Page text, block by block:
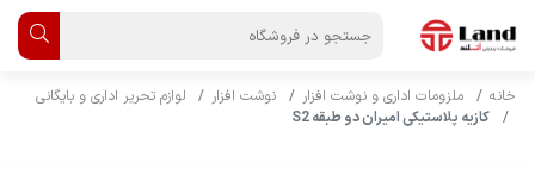
خانه ملزومات اداری و نوشت افزار نوشت افزار
لوازم تحریر اداری و بایگانی
کازیه پلاستیکی امیران دو طبقه S2